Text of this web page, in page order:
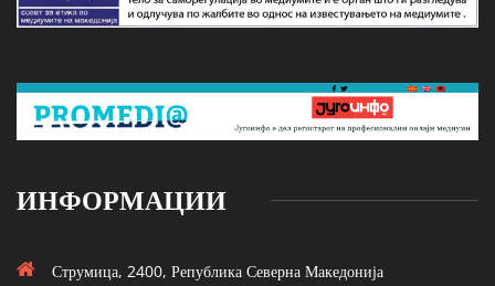
ИНФОРМАЦИИ
Струмица, 2400, Република Северна Македонија